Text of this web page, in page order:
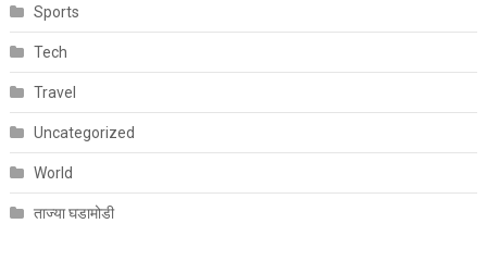
Sports
Tech
Travel
Uncategorized
World
ताज्या घडामोडी